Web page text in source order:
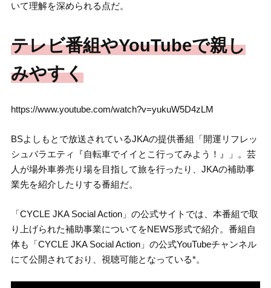
いて理解を深められる点だ。
テレビ番組やYouTubeで親し
みやすく
https://www.youtube.com/watch?v=yukuW5D4zLM
BSよしもとで放送されているJKAの提供番組「開運リフレッ
シュバラエティ『自転車でイイとこ行ってみよう！』」。芸
人が場外車券売り場を目指して旅を行ったり、JKAの補助事
業先を紹介したりする番組だ。
「CYCLE JKA Social Action」の公式サイトでは、本番組で取
り上げられた補助事業についてをNEWS形式で紹介。番組自
体も「CYCLE JKA Social Action」の公式YouTubeチャンネル
にて公開されており、視聴可能となっている*。